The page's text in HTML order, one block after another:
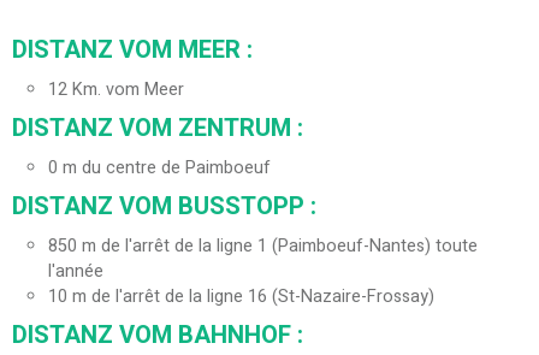
DISTANZ VOM MEER :
12Km. vom Meer
DISTANZ VOM ZENTRUM :
0 m du centre de Paimboeuf
DISTANZ VOM BUSSTOPP :
850 m de l'arrêt de la ligne 1 (Paimboeuf-Nantes) toute
l'année
10 m de l'arrêt de la ligne 16 (St-Nazaire-Frossay)
DISTANZ VOM BAHNHOF :